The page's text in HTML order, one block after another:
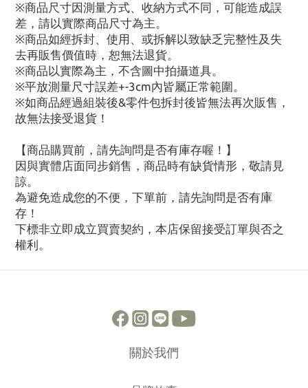
※商品尺寸因測量方式、收納方式不同，可能造成誤
差，請以實際商品尺寸為主。
※商品如經拆封、使用、或拆解以致缺乏完整性及失
去再販售價值時，恕無法退貨。
※商品以實際為主，不含圖中拍攝道具。
※平放測量尺寸誤差+-3cm內皆屬正常範圍。
※如商品經過組裝後&零件包拆封後皆無法再次販售，
故無法接受退貨！
【商品購買前，請先詢問是否有庫存喔！】
因與實體店面同步銷售，商品時有缺貨情形，敬請見
諒。
為避免造成您的不便，下單前，請先詢問是否有庫
存！
下標非立即成立買賣契約，本店保留接受訂單與否之
權利。
關於我們